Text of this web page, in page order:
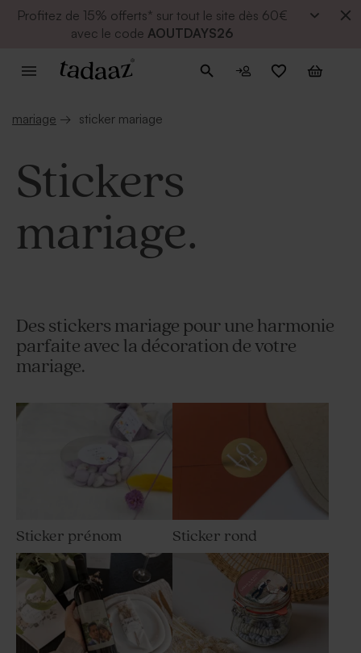
Profitez de 15% offerts* sur tout le site dès 60€
avec le code AOUTDAYS26
mariage → sticker mariage
Stickers
mariage.
Des stickers mariage pour une harmonie
parfaite avec la décoration de votre
mariage.
Sticker prénom Sticker rond